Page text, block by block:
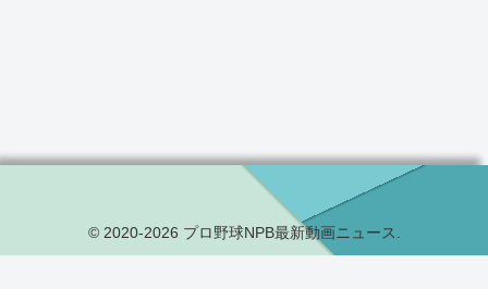
© 2020-2026 プロ野球NPB最新動画ニュース.